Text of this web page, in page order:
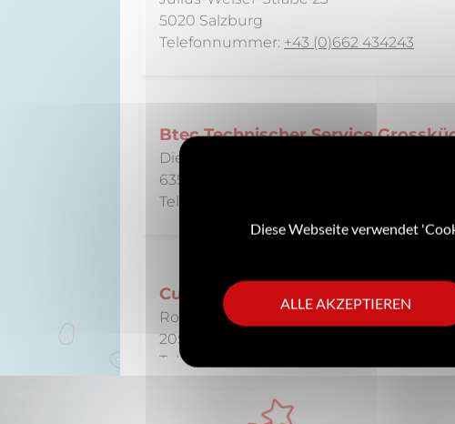
5020 Salzburg
Telefonnummer: +43 (0)662 434243
Btec Technischer Service
Dieselstraße 10
63512 Hainburg
Telefonnummer:
Cuisinox SA
Route de la Taille 5
2053 Cernier
Telefonnummer:
Diese Webseite verwendet
ALLE AKZEPTIEREN